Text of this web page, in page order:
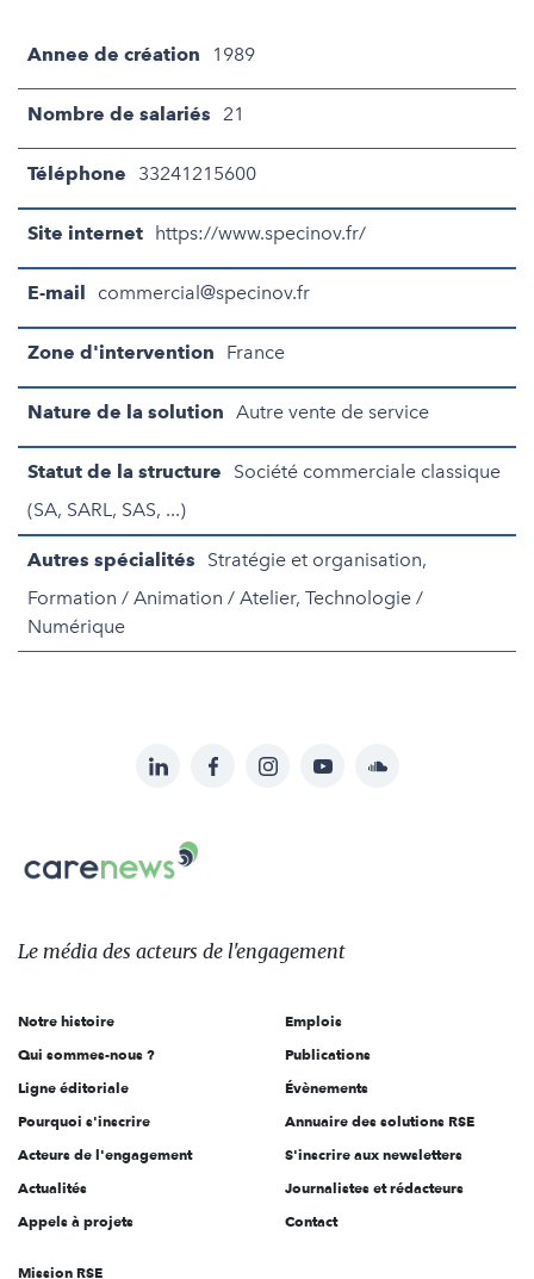
Annee de création 1989
Nombre de salariés 21
Téléphone 33241215600
Site internet https://www.specinov.fr/
E-mail commercial@specinov.fr
Zone d'intervention France
Nature de la solution Autre vente de service
Statut de la structure
Société commerciale classique
(SA, SARL, SAS, ...)
Autres spécialités
Stratégie et organisation,
Formation / Animation / Atelier, Technologie /
Numérique
sur:
LinkedInFacebookInstagramYouTubeSoundcloud
Carenews,
Le
des
l'engagement
Le média des acteurs de l'engagement
Notre histoire
Qui sommes-nous ?
Ligne éditoriale
Pourquoi s'inscrire
Acteurs de l'engagement
Actualités
Appels à projets
Emplois
Publications
Évènements
Annuaire des solutions RSE
S'inscrire aux newsletters
Journalistes et rédacteurs
Contact
Mission RSE